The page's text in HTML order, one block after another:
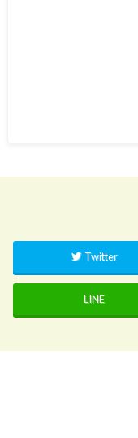
Twitter
LINE